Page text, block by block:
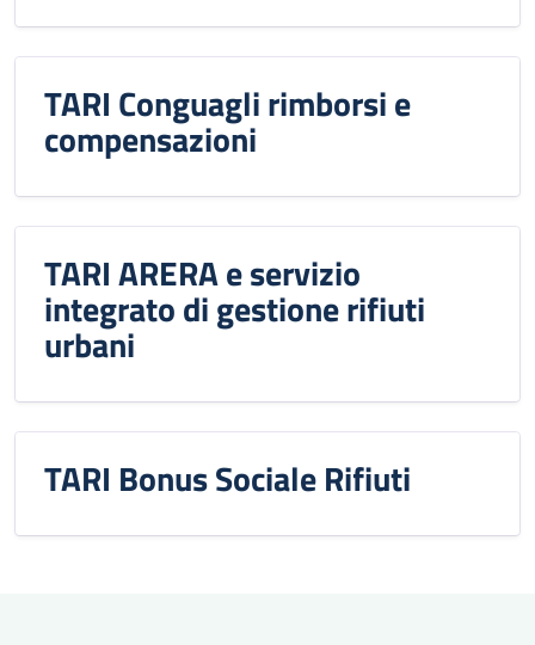
TARI Conguagli rimborsi e
compensazioni
TARI ARERA e servizio
integrato di gestione rifiuti
urbani
TARI Bonus Sociale Rifiuti